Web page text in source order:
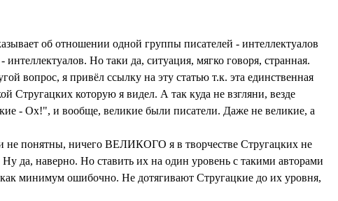
об отношении одной группы писателей - интеллектуалов
интеллектуалов. Но таки да, ситуация, мягко говоря, странная.
вопрос, я привёл ссылку на эту статью т.к. эта единственная
Стругацких которую я видел. А так куда не взгляни, везде
- Ох!", и вообще, великие были писатели. Даже не великие, а
не понятны, ничего ВЕЛИКОГО я в творчестве Стругацких не
да, наверно. Но ставить их на один уровень с такими авторами
минимум ошибочно. Не дотягивают Стругацкие до их уровня,